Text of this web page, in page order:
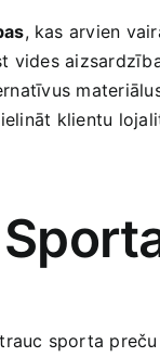
, kas arvien
klientu
sporta